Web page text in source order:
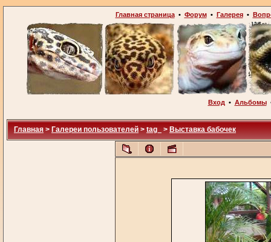
Главная страница• Форум• Галерея•
Вход • Альбомы
Главная > Галереи пользователей > tag_ > Выставка бабочек